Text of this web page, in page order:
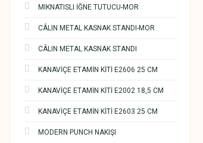
MIKNATISLI İĞNE TUTUCU-MOR
CÂLIN METAL KASNAK STANDI-MOR
CÂLIN METAL KASNAK STANDI
KANAVİÇE ETAMİN KİTİ E2606 25 CM
KANAVİÇE ETAMİN KİTİ E2002 18,5 CM
KANAVİÇE ETAMİN KİTİ E2603 25 CM
MODERN PUNCH NAKIŞI